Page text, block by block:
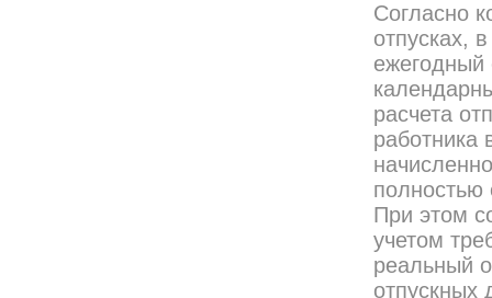
Согласно
отпусках,
ежегодный
расчета
работника
полностью
При этом
учетом
реальный
отпускных